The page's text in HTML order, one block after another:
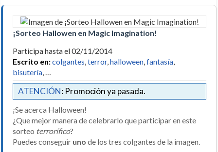
¡Sorteo Hallowen en Magic Imagination!
Participa hasta el 02/11/2014
Escrito en:colgantes terror, halloween fantasía
bisutería
ATENCIÓN: Promoción ya pasada.
¡Se acerca Halloween!
¿Que mejor manera de celebrarlo que participar en este
sorteo terrorífico?
Puedes conseguir uno de los tres colgantes de la imagen.